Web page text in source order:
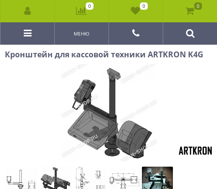
МЕНЮ
Кронштейн для кассовой техники ARTKRON K4G
0 0 0